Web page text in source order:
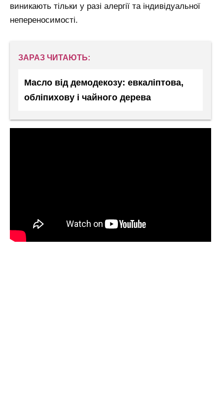
виникають тільки у разі алергії та індивідуальної
непереносимості.
ЗАРАЗ ЧИТАЮТЬ:
Масло від демодекозу: евкаліптова,
обліпихову і чайного дерева